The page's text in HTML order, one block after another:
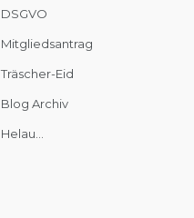
DSGVO
Mitgliedsantrag
Träscher-Eid
Blog Archiv
Helau...